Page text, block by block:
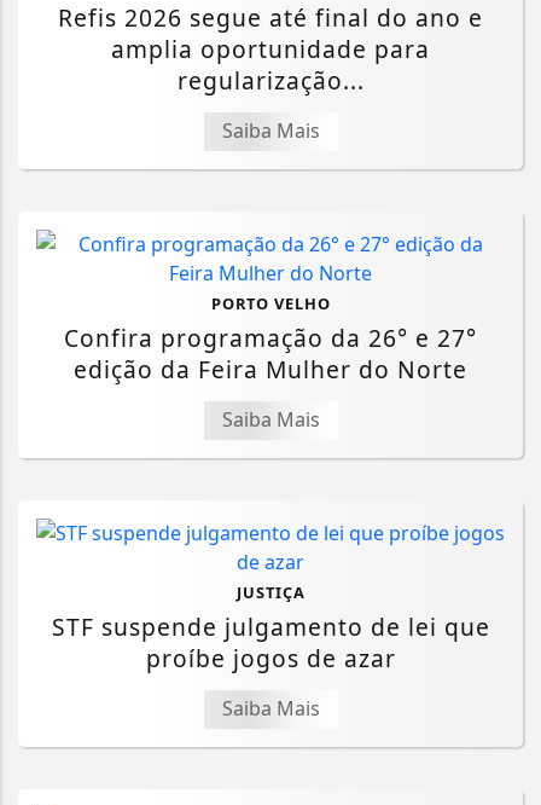
Refis 2026 segue até final do ano e
amplia oportunidade para
regularização...
Saiba Mais
PORTO VELHO
Confira programação da 26° e 27°
edição da Feira Mulher do Norte
Saiba Mais
JUSTIÇA
STF suspende julgamento de lei que
proíbe jogos de azar
Saiba Mais